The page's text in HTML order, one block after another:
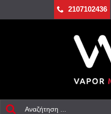
2107102436